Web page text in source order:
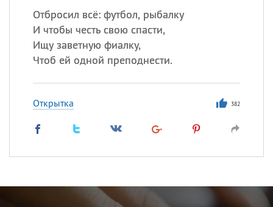
Отбросил всё: футбол, рыбалку
И чтобы честь свою спасти,
Ищу заветную фиалку,
Чтоб ей одной преподнести.
Открытка 382